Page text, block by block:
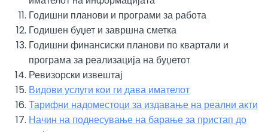
Годишни планови и програми за работа
Годишен буџет и завршна сметка
Годишни финансиски планови по квартали и
програма за реализација на буџетот
Ревизорски извештај
Видови услуги кои ги дава имателот
Тарифни надоместоци за издавање на реални акти
Начин на поднесување на барање за пристап до